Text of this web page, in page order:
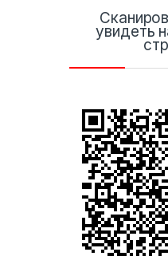
увидеть